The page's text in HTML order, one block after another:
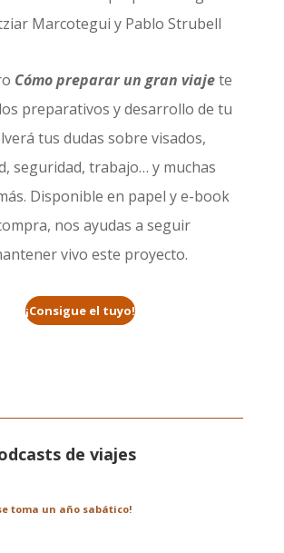
Cómo preparar un gran viajete
preparativos y desarrollo de tu
tus dudas sobre visados,
seguridad, trabajo… y muchas
Disponible en papel y e-book
nos ayudas a seguir
vivo este proyecto.
¡Consigue el tuyo!
de viajes
toma un año sabático!